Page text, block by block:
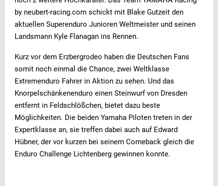
by neubert-racing.com schickt mit Blake Gutzeit den
aktuellen Superenduro Junioren Weltmeister und seinen
Landsmann Kyle Flanagan ins Rennen.
Kurz vor dem Erzbergrodeo haben die Deutschen Fans
somit noch einmal die Chance, zwei Weltklasse
Extremenduro Fahrer in Aktion zu sehen. Und das
Knorpelschänkenenduro einen Steinwurf von Dresden
entfernt in Feldschlößchen, bietet dazu beste
Möglichkeiten. Die beiden Yamaha Piloten treten in der
Expertklasse an, sie treffen dabei auch auf Edward
Hübner, der vor kurzen bei seinem Comeback gleich die
Enduro Challenge Lichtenberg gewinnen konnte.